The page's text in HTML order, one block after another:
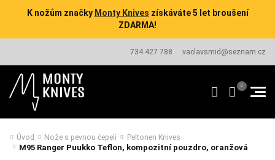
K nožům značky Monty Knives získáváte 5 let broušení
ZDARMA!
734 427 788 vaclavsmid@seznam.cz
Úvod Nože s pevnou čepelí Peltonen Knives
M95 Ranger Puukko Teflon, kompozitní pouzdro, oranžová